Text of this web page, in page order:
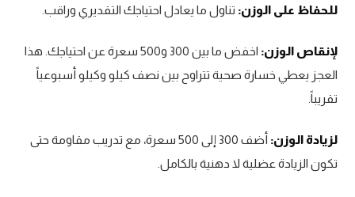
للحفاظ على الوزن: تناول ما يعادل احتياجك التقديري وراقب.
لإنقاص الوزن:
اخفض ما بين 300 و500 سعرة عن احتياجك. هذا
العجز يعطي خسارة صحية تتراوح بين نصف كيلو وكيلو أسبوعياً
تقريباً.
لزيادة الوزن:
أضف 300 إلى 500 سعرة، مع تدريب مقاومة حتى
تكون الزيادة عضلية لا دهنية بالكامل.